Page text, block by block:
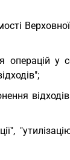
операцій у